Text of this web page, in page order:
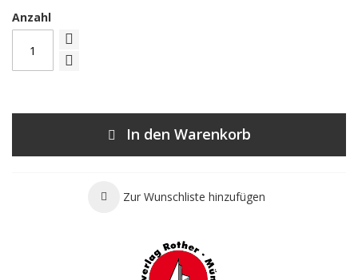
Anzahl
In den Warenkorb
Zur Wunschliste hinzufügen